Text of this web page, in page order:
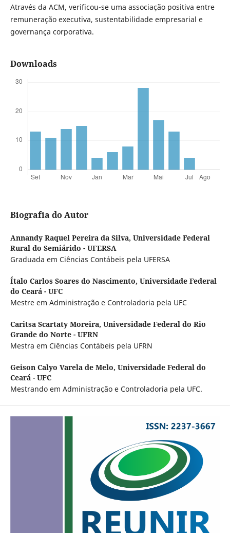
Através da ACM, verificou-se uma associação positiva entre
remuneração executiva, sustentabilidade empresarial e
governança corporativa.
Downloads
Biografia do Autor
Annandy Raquel Pereira da Silva, Universidade Federal
Rural do Semiárido - UFERSA
Graduada em Ciências Contábeis pela UFERSA
Ítalo Carlos Soares do Nascimento, Universidade Federal
do Ceará - UFC
Mestre em Administração e Controladoria pela UFC
Caritsa Scartaty Moreira, Universidade Federal do Rio
Grande do Norte - UFRN
Mestra em Ciências Contábeis pela UFRN
Geison Calyo Varela de Melo, Universidade Federal do
Ceará - UFC
Mestrando em Administração e Controladoria pela UFC.